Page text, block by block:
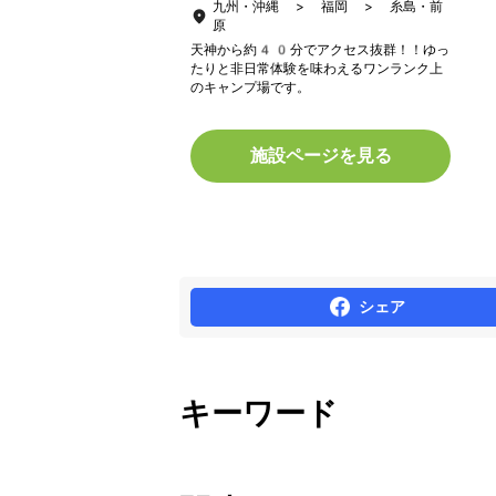
九州・沖縄 > 福岡 > 糸島・前
原
天神から約40分でアクセス抜群！！ゆっ
たりと非日常体験を味わえるワンランク上
のキャンプ場です。
施設ページを見る
シェア
キーワード